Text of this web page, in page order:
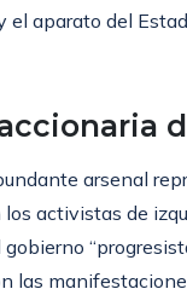
el aparato del
arsenal
activistas de
las